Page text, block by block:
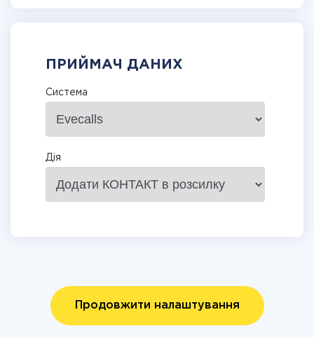
ПРИЙМАЧ ДАНИХ
Система
Дія
Продовжити налаштування